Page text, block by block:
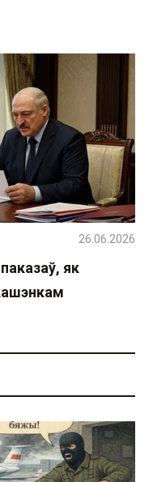
як
26.06.2026